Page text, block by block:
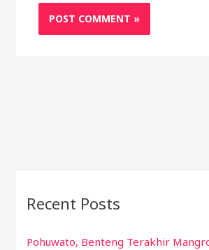
Recent Posts
Pohuwato, Benteng Terakhir